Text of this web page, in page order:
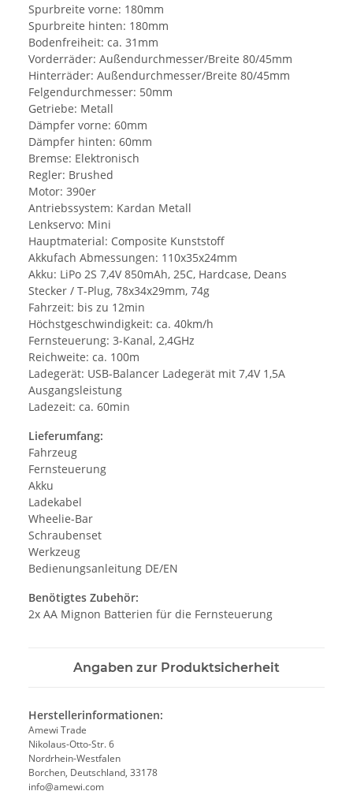
Spurbreite vorne: 180mm
Spurbreite hinten: 180mm
Bodenfreiheit: ca. 31mm
Vorderräder: Außendurchmesser/Breite 80/45mm
Hinterräder: Außendurchmesser/Breite 80/45mm
Felgendurchmesser: 50mm
Getriebe: Metall
Dämpfer vorne: 60mm
Dämpfer hinten: 60mm
Bremse: Elektronisch
Regler: Brushed
Motor: 390er
Antriebssystem: Kardan Metall
Lenkservo: Mini
Hauptmaterial: Composite Kunststoff
Akkufach Abmessungen: 110x35x24mm
Akku: LiPo 2S 7,4V 850mAh, 25C, Hardcase, Deans
Stecker / T-Plug, 78x34x29mm, 74g
Fahrzeit: bis zu 12min
Höchstgeschwindigkeit: ca. 40km/h
Fernsteuerung: 3-Kanal, 2,4GHz
Reichweite: ca. 100m
Ladegerät: USB-Balancer Ladegerät mit 7,4V 1,5A
Ausgangsleistung
Ladezeit: ca. 60min
Lieferumfang:
Fahrzeug
Fernsteuerung
Akku
Ladekabel
Wheelie-Bar
Schraubenset
Werkzeug
Bedienungsanleitung DE/EN
Benötigtes Zubehör:
2x AA Mignon Batterien für die Fernsteuerung
Angaben zur Produktsicherheit
Herstellerinformationen:
Amewi Trade
Nikolaus-Otto-Str. 6
Nordrhein-Westfalen
Borchen, Deutschland, 33178
info@amewi.com